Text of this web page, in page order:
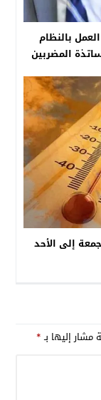
بالنظام
المضربين
49 درجة من الجمعة إلى الأحد
مشار إليها بـ*